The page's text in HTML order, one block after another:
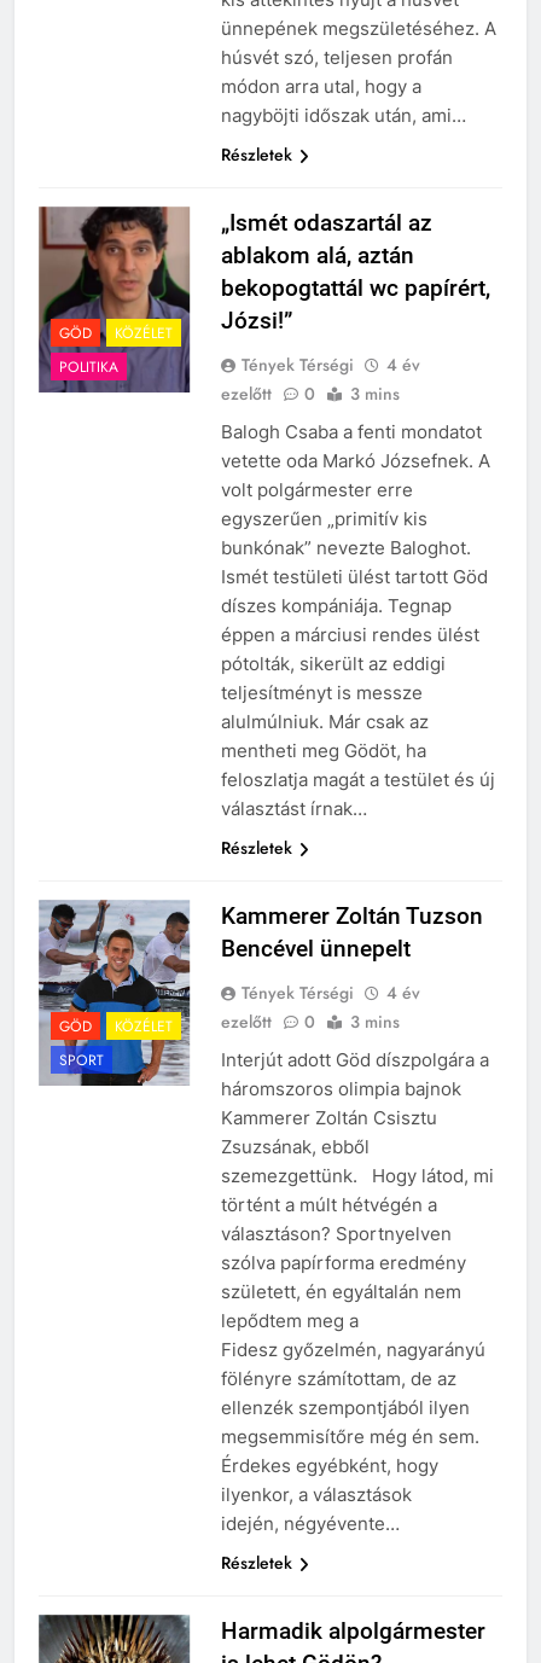
ünnepének megszületéséhez. A
húsvét szó, teljesen profán
módon arra utal, hogy a
nagyböjti időszak után, ami…
Részletek
GÖD
KÖZÉLET
POLITIKA
„Ismét odaszartál az
ablakom alá, aztán
bekopogtattál wc papírért,
Józsi!”
Tények Térségi
4 év
ezelőtt
0 3 mins
Balogh Csaba a fenti mondatot
vetette oda Markó Józsefnek. A
volt polgármester erre
egyszerűen „primitív kis
bunkónak” nevezte Baloghot.
Ismét testületi ülést tartott Göd
díszes kompániája. Tegnap
éppen a márciusi rendes ülést
pótolták, sikerült az eddigi
teljesítményt is messze
alulmúlniuk. Már csak az
mentheti meg Gödöt, ha
feloszlatja magát a testület és új
választást írnak…
Részletek
GÖD
KÖZÉLET
SPORT
Kammerer Zoltán Tuzson
Bencével ünnepelt
Tények Térségi
4 év
ezelőtt
0 3 mins
Interjút adott Göd díszpolgára a
háromszoros olimpia bajnok
Kammerer Zoltán Csisztu
Zsuzsának, ebből
szemezgettünk. Hogy látod, mi
történt a múlt hétvégén a
választáson? Sportnyelven
szólva papírforma eredmény
született, én egyáltalán nem
lepődtem meg a
Fidesz győzelmén, nagyarányú
fölényre számítottam, de az
ellenzék szempontjából ilyen
megsemmisítőre még én sem.
Érdekes egyébként, hogy
ilyenkor, a választások
idején, négyévente…
Részletek
Harmadik alpolgármester